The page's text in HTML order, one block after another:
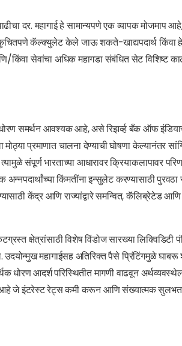
दर. महागाई हे सामान्यपणे एक व्यापक
कॅल्क्युलेट केले जाऊ शकते-खाद्यपदार्थ किंवा
किंवा सेवांचा अधिक महागडा संबंधित सेट विशिष्ट
समर्थन आवश्यक आहे, असे रिझर्व्ह बँक ऑफ
प्रमाणात चालना देण्याची घोषणा केल्यानंतर
संपूर्ण भारताच्या आधारावर क्रियाकलापावर
अन्नपदार्थांच्या किंमतींना इन्सुलेट करण्यासाठी
केंद्र आणि राज्यांद्वारे समन्वित, कॅलिब्रेटेड
क्षेत्रांसाठी विशेष विंडोज सारख्या लिक्विडिटी
महागाईसह अतिरिक्त पैसे प्रिंटिंगमुळे घाबरू
आदर्श परिस्थितीत मागणी वाढवून
जे इंटरेस्ट रेट्स कमी करून आणि संख्यात्मक सुलभता